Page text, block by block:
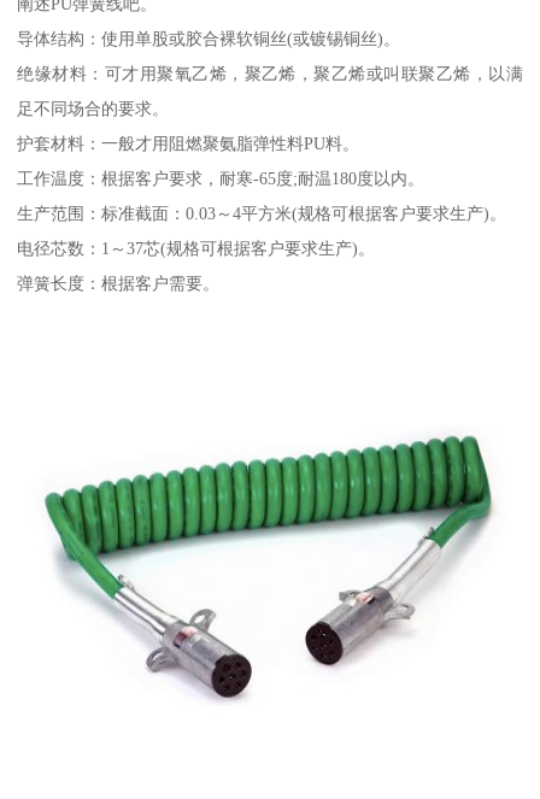
导体结构：使用单股或胶合裸软铜丝(或镀锡铜丝)。
绝缘材料：可才用聚氧乙烯，聚乙烯，聚乙烯或叫联聚乙烯，以满
足不同场合的要求。
护套材料：一般才用阻燃聚氨脂弹性料PU料。
工作温度：根据客户要求，耐寒-65度;耐温180度以内。
生产范围：标准截面：0.03～4平方米(规格可根据客户要求生产)。
电径芯数：1～37芯(规格可根据客户要求生产)。
弹簧长度：根据客户需要。